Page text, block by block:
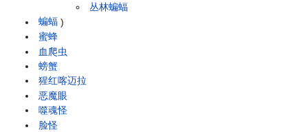
蝙蝠
丛林蝙蝠
)
蜜蜂
血爬虫
螃蟹
猩红喀迈拉
恶魔眼
噬魂怪
脸怪